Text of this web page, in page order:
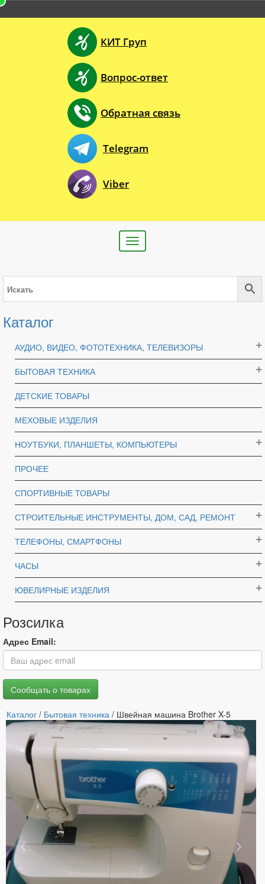
КИТ Груп
Вопрос-ответ
Обратная связь
Telegram
Viber
Toggle
navigation
Каталог
АУДИО, ВИДЕО, ФОТОТЕХНИКА, ТЕЛЕВИЗОРЫ
БЫТОВАЯ ТЕХНИКА
ДЕТСКИЕ ТОВАРЫ
МЕХОВЫЕ ИЗДЕЛИЯ
НОУТБУКИ, ПЛАНШЕТЫ, КОМПЬЮТЕРЫ
ПРОЧЕЕ
СПОРТИВНЫЕ ТОВАРЫ
СТРОИТЕЛЬНЫЕ ИНСТРУМЕНТЫ, ДОМ, САД, РЕМОНТ
ТЕЛЕФОНЫ, СМАРТФОНЫ
ЧАСЫ
ЮВЕЛИРНЫЕ ИЗДЕЛИЯ
Розсилка
Адрес Email:
Каталог / Бытовая техника / Швейная машина Brother X-5